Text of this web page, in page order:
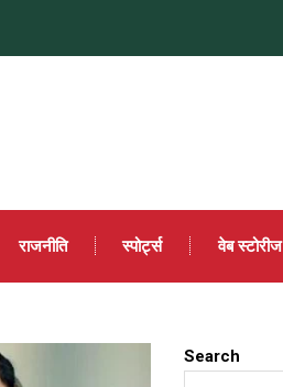
राजनीति स्पोर्ट्स वेब स्टोरीज
Search